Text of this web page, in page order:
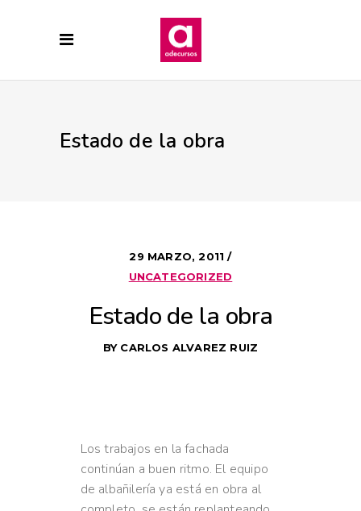
Estado de la obra
29 MARZO, 2011
UNCATEGORIZED
Estado de la obra
BY CARLOS ALVAREZ RUIZ
Los trabajos en la fachada
continúan a buen ritmo. El equipo
de albañilería ya está en obra al